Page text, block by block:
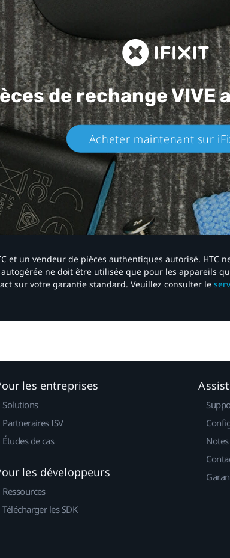
de rechangeVIVE
Acheter maintenant sur
et un vendeur de pièces authentiques autorisé. HTC
ne doit être utilisée que pour les appareils
sur votre garantie standard. Veuillez consulter le
les entreprises
Solutions
Partneraires ISV
Études de cas
les développeurs
Ressources
Télécharger les SDK